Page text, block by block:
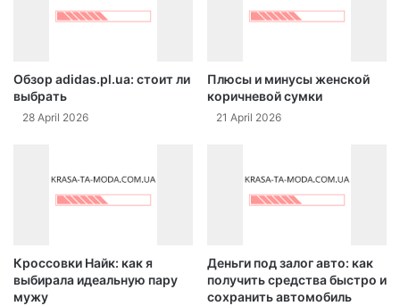
Обзор adidas.pl.ua: стоит ли
выбрать
28 April 2026
Плюсы и минусы женской
коричневой сумки
21 April 2026
Кроссовки Найк: как я
выбирала идеальную пару
мужу
Деньги под залог авто: как
получить средства быстро и
сохранить автомобиль